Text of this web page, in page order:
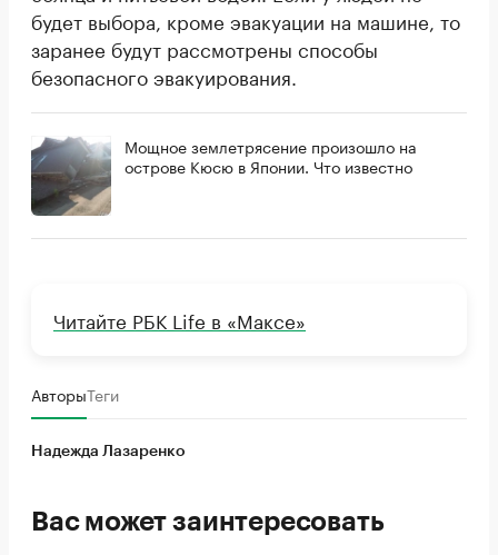
будет выбора, кроме эвакуации на машине, то
заранее будут рассмотрены способы
безопасного эвакуирования.
Мощное землетрясение произошло на
острове Кюсю в Японии. Что известно
Читайте РБК Life в «Максе»
АвторыТеги
Надежда Лазаренко
Вас может заинтересовать